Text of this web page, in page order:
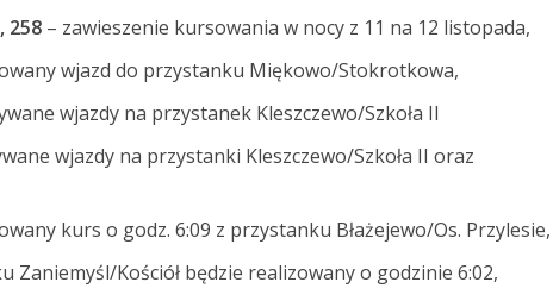
258 – zawieszenie kursowania w nocy z 11 na 12 listopada,
wjazd do przystanku Miękowo/Stokrotkowa,
wjazdy na przystanek Kleszczewo/Szkoła II
wjazdy na przystanki Kleszczewo/Szkoła II oraz
kurs o godz. 6:09 z przystanku Błażejewo/Os. Przylesie,
Zaniemyśl/Kościół będzie realizowany o godzinie 6:02,